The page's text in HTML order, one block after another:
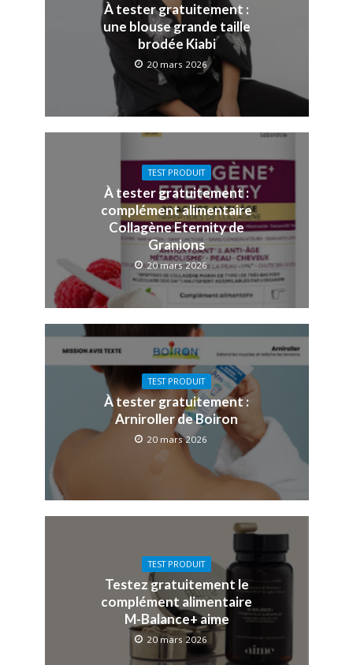
À tester gratuitement :
une blouse grande taille
brodée Kiabi
20 mars 2026
TEST PRODUIT
À tester gratuitement :
complément alimentaire
Collagène Eternity de
Granions
20 mars 2026
TEST PRODUIT
À tester gratuitement :
Arniroller de Boiron
20 mars 2026
TEST PRODUIT
Testez gratuitement le
complément alimentaire
M-Balance+ aime
20 mars 2026